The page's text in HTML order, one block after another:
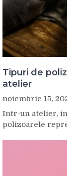
Tipuri de
atelier
noiembrie 15,
Intr-un atelier,
polizoarele